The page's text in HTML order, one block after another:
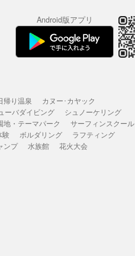
Android版アプリ
帰り温泉
カヌー･カヤック
ーバダイビング
シュノーケリング
地・テーマパーク
サーフィンスクール
験 ボルダリング
ラフティング
ンプ 水族館 花火大会